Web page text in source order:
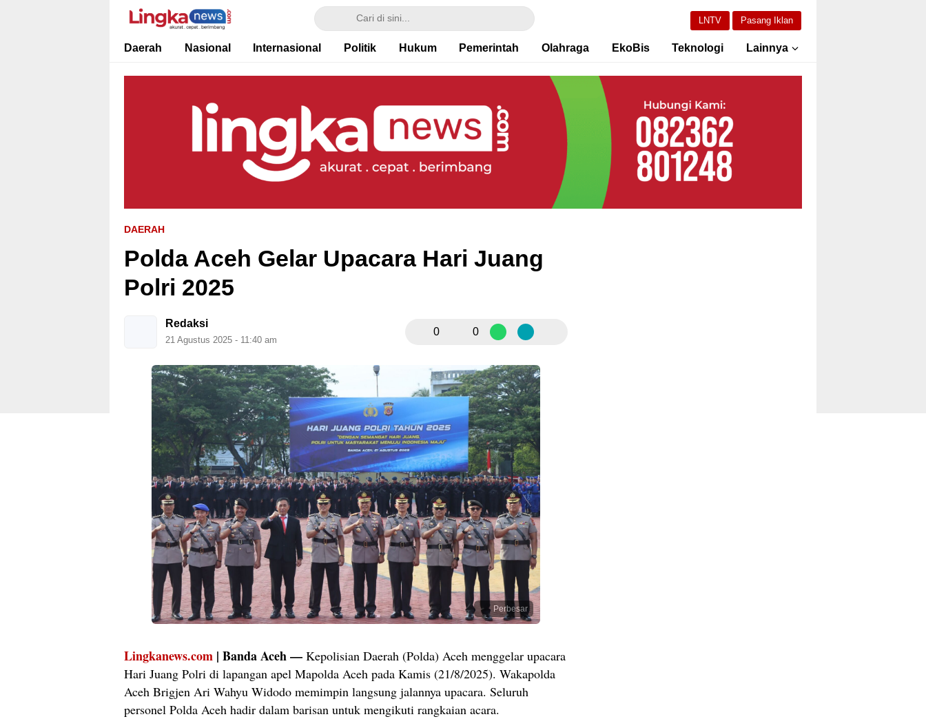
Lingkanews
Akurat. Cepat & Berimbang
LNTV Pasang Iklan
Daerah Nasional Internasional Politik Hukum Pemerintah Olahraga EkoBis Teknologi Lainnya
DAERAH
Polda Aceh Gelar Upacara Hari Juang
Polri 2025
Redaksi
21 Agustus 2025 - 11:40 am
0 0
Perbesar
Lingkanews.com | Banda Aceh — Kepolisian Daerah (Polda) Aceh menggelar upacara
Hari Juang Polri di lapangan apel Mapolda Aceh pada Kamis (21/8/2025). Wakapolda
Aceh Brigjen Ari Wahyu Widodo memimpin langsung jalannya upacara. Seluruh
personel Polda Aceh hadir dalam barisan untuk mengikuti rangkaian acara.